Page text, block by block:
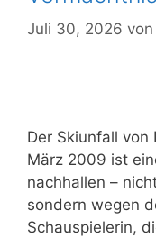
Juli 30, 2026 von
Der Skiunfall von
März 2009 ist
nachhallen –
sondern wegen
Schauspielerin,